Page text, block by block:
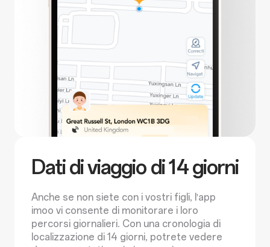
Dati di viaggio di 14 giorni
Anche se non siete con i vostri figli, l'app
imoo vi consente di monitorare i loro
percorsi giornalieri. Con una cronologia di
localizzazione di 14 giorni, potrete vedere